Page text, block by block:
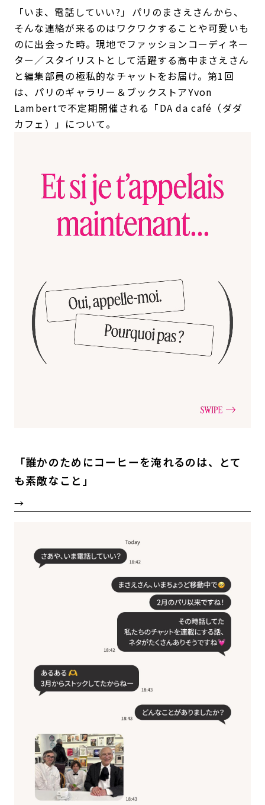
「いま、電話していい?」――パリのまさえさんから、
そんな連絡が来るのはワクワクすることや可愛いも
のに出会った時。現地でファッションコーディネー
ター／スタイリストとして活躍する高中まさえさん
と編集部員の極私的なチャットをお届け。第1回
は、パリのギャラリー＆ブックストアYvon
Lambertで不定期開催される「DA da café（ダダ
カフェ）」について。
「誰かのためにコーヒーを淹れるのは、とて
も素敵なこと」
→